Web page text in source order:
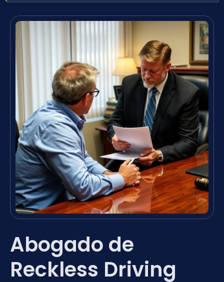
Abogado de
Reckless Driving